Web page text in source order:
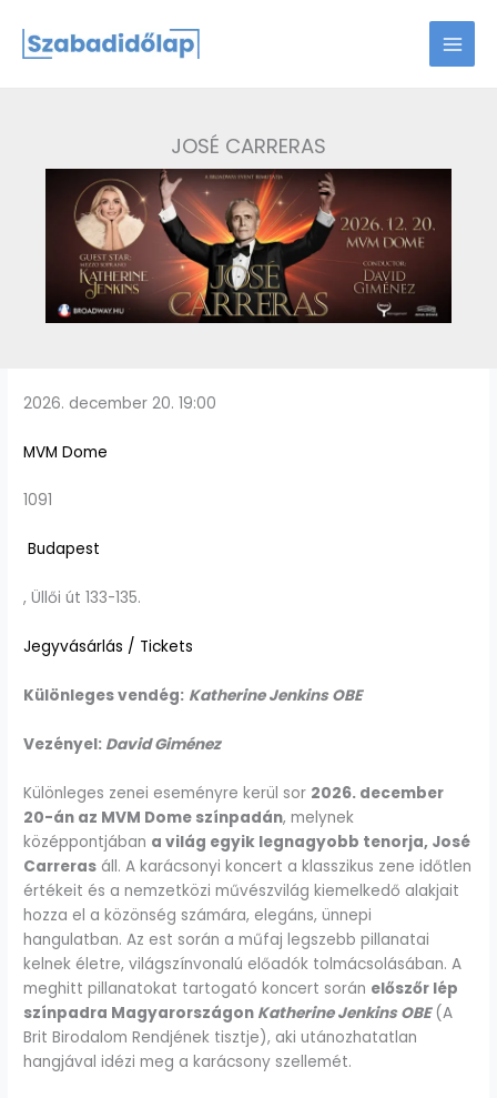
content
JOSÉ CARRERAS
2026. december 20. 19:00
MVM Dome
1091
Budapest
, Üllői út 133-135.
Jegyvásárlás / Tickets
Különleges vendég: Katherine Jenkins OBE
Vezényel: David Giménez
Különleges zenei eseményre kerül sor 2026. december
20-án az MVM Dome színpadán, melynek
középpontjában a világ egyik legnagyobb tenorja, José
Carreras áll. A karácsonyi koncert a klasszikus zene időtlen
értékeit és a nemzetközi művészvilág kiemelkedő alakjait
hozza el a közönség számára, elegáns, ünnepi
hangulatban. Az est során a műfaj legszebb pillanatai
kelnek életre, világszínvonalú előadók tolmácsolásában. A
meghitt pillanatokat tartogató koncert során előszőr lép
színpadra Magyarországon Katherine Jenkins OBE(A
Brit Birodalom Rendjének tisztje), aki utánozhatatlan
hangjával idézi meg a karácsony szellemét.